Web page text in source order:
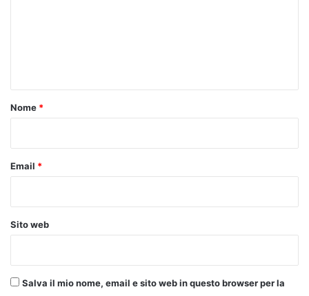
o
Nome *
Email *
Sito web
Salva il mio nome, email e sito web in questo browser per la